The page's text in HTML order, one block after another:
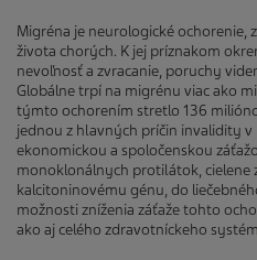
Migréna je neurologické ochorenie,
života chorých. K jej príznakom
nevoľnosť a zvracanie, poruchy
Globálne trpí na migrénu viac ako
týmto ochorením stretlo 136
jednou z hlavných príčin invalidity v
ekonomickou a spoločenskou
monoklonálnych protilátok, cielene
kalcitoninovému génu, do
možnosti zníženia záťaže tohto
ako aj celého zdravotníckeho